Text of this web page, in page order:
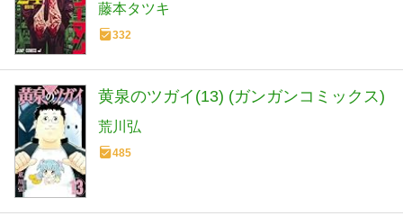
藤本タツキ
332
黄泉のツガイ(13) (ガンガンコミックス)
荒川弘
485